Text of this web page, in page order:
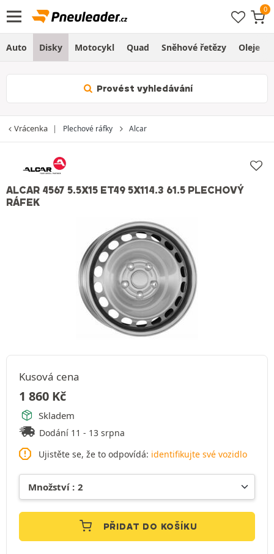
Auto Disky Motocykl Quad Sněhové řetězy Oleje
Provést vyhledávání
Vrácenka Plechové ráfky Alcar
ALCAR 4567 5.5X15 ET49 5X114.3 61.5 PLECHOVÝ
RÁFEK
Kusová cena
1 860 Kč
Skladem
Dodání 11 - 13 srpna
Ujistěte se, že to odpovídá: identifikujte své vozidlo
PŘIDAT DO KOŠÍKU